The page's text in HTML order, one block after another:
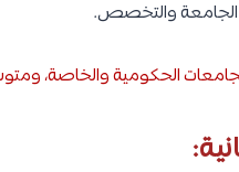
والتخصص.
الحكومية والخاصة،